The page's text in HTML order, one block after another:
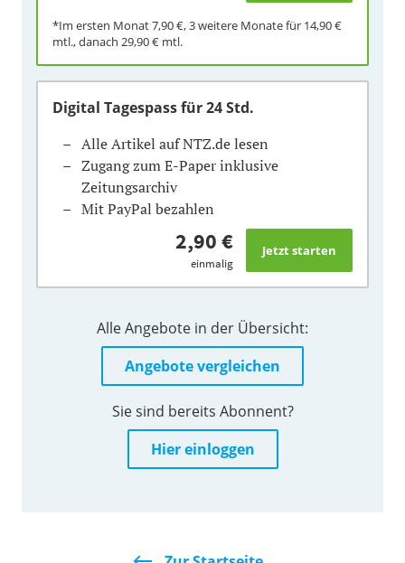
*Im ersten Monat7,90 €, 3 weitere Monate für 14,90 €
mtl., danach 29,90 € mtl.
Digital Tagespassfür 24 Std.
Alle Artikel auf NTZ.de lesen
Zugang zum E-Paper inklusive
Zeitungsarchiv
Mit PayPal bezahlen
2,90 €
einmalig
Alle Angebote in der Übersicht:
Angebote vergleichen
Sie sind bereits Abonnent?
Hier einloggen